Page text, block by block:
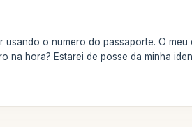
o numero do passaporte. O
na hora? Estarei de posse da minha